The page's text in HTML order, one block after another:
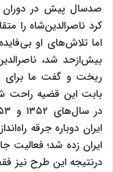
صدسال پیش در دوران
کرد ناصرالدین‌شاه را
اما تلاش‌های او
بیش‌ازحد شد،
ریخت و گفت ما برای
بابت این قضیه راحت
ایران دوباره جرقه
ایران زده شد؛ فعالیت
درنتیجه این طرح نیز